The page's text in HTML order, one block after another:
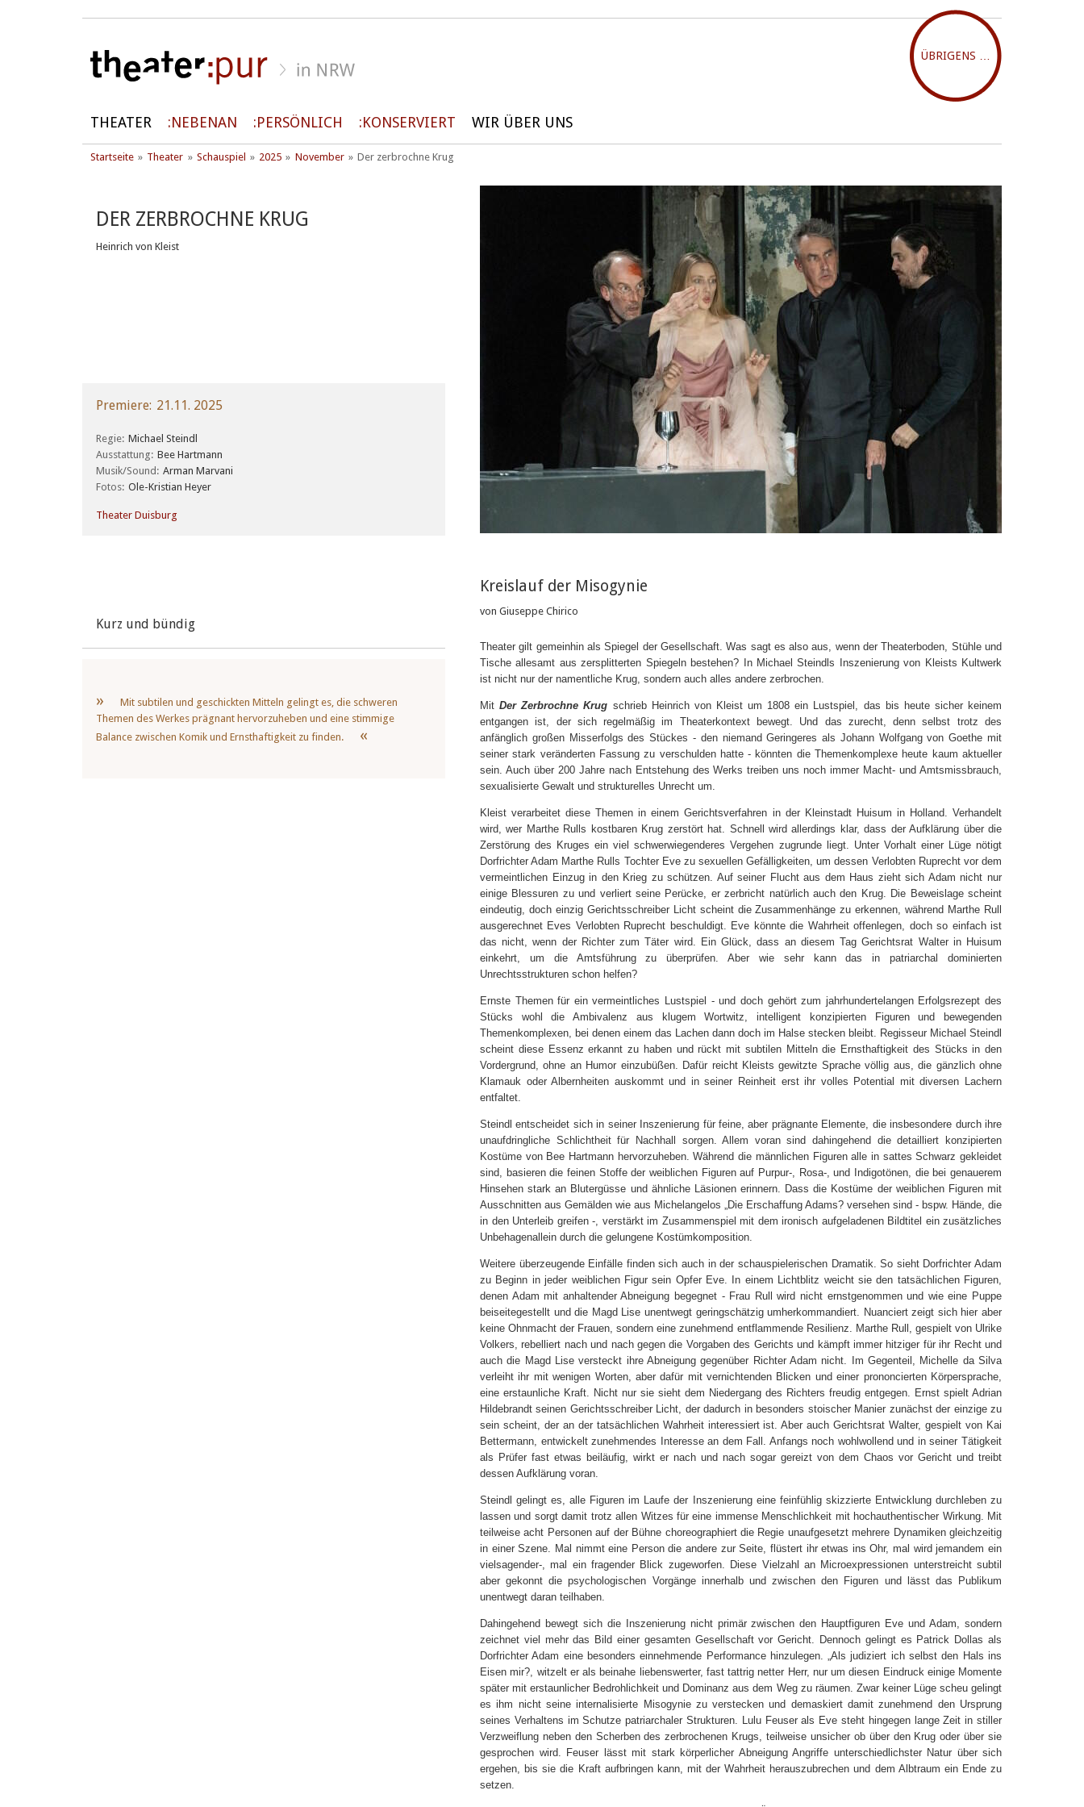
ÜBRIGENS …
THEATER NEBENAN PERSÖNLICH KONSERVIERT WIR ÜBER UNS
Startseite Theater Schauspiel 2025 November Der zerbrochne Krug
Kreislauf der Misogynie
von Giuseppe Chirico
Theater gilt gemeinhin als Spiegel der Gesellschaft. Was sagt es also aus, wenn der Theaterboden, Stühle und
Tische allesamt aus zersplitterten Spiegeln bestehen? In Michael Steindls Inszenierung von Kleists Kultwerk
ist nicht nur der namentliche Krug, sondern auch alles andere zerbrochen.
MitDer Zerbrochne Krug schrieb Heinrich von Kleist um 1808 ein Lustspiel, das bis heute sicher keinem
entgangen ist, der sich regelmäßig im Theaterkontext bewegt. Und das zurecht, denn selbst trotz des
anfänglich großen Misserfolgs des Stückes - den niemand Geringeres als Johann Wolfgang von Goethe mit
seiner stark veränderten Fassung zu verschulden hatte - könnten die Themenkomplexe heute kaum aktueller
sein. Auch über 200 Jahre nach Entstehung des Werks treiben uns noch immer Macht- und Amtsmissbrauch,
sexualisierte Gewalt und strukturelles Unrecht um.
Kleist verarbeitet diese Themen in einem Gerichtsverfahren in der Kleinstadt Huisum in Holland. Verhandelt
wird, wer Marthe Rulls kostbaren Krug zerstört hat. Schnell wird allerdings klar, dass der Aufklärung über die
Zerstörung des Kruges ein viel schwerwiegenderes Vergehen zugrunde liegt. Unter Vorhalt einer Lüge nötigt
Dorfrichter Adam Marthe Rulls Tochter Eve zu sexuellen Gefälligkeiten, um dessen Verlobten Ruprecht vor dem
vermeintlichen Einzug in den Krieg zu schützen. Auf seiner Flucht aus dem Haus zieht sich Adam nicht nur
einige Blessuren zu und verliert seine Perücke, er zerbricht natürlich auch den Krug. Die Beweislage scheint
eindeutig, doch einzig Gerichtsschreiber Licht scheint die Zusammenhänge zu erkennen, während Marthe Rull
ausgerechnet Eves Verlobten Ruprecht beschuldigt. Eve könnte die Wahrheit offenlegen, doch so einfach ist
das nicht, wenn der Richter zum Täter wird. Ein Glück, dass an diesem Tag Gerichtsrat Walter in Huisum
einkehrt, um die Amtsführung zu überprüfen. Aber wie sehr kann das in patriarchal dominierten
Unrechtsstrukturen schon helfen?
Ernste Themen für ein vermeintliches Lustspiel - und doch gehört zum jahrhundertelangen Erfolgsrezept des
Stücks wohl die Ambivalenz aus klugem Wortwitz, intelligent konzipierten Figuren und bewegenden
Themenkomplexen, bei denen einem das Lachen dann doch im Halse stecken bleibt. Regisseur Michael Steindl
scheint diese Essenz erkannt zu haben und rückt mit subtilen Mitteln die Ernsthaftigkeit des Stücks in den
Vordergrund, ohne an Humor einzubüßen. Dafür reicht Kleists gewitzte Sprache völlig aus, die gänzlich ohne
Klamauk oder Albernheiten auskommt und in seiner Reinheit erst ihr volles Potential mit diversen Lachern
entfaltet.
Steindl entscheidet sich in seiner Inszenierung für feine, aber prägnante Elemente, die insbesondere durch ihre
unaufdringliche Schlichtheit für Nachhall sorgen. Allem voran sind dahingehend die detailliert konzipierten
Kostüme von Bee Hartmann hervorzuheben. Während die männlichen Figuren alle in sattes Schwarz gekleidet
sind, basieren die feinen Stoffe der weiblichen Figuren auf Purpur-, Rosa-, und Indigotönen, die bei genauerem
Hinsehen stark an Blutergüsse und ähnliche Läsionen erinnern. Dass die Kostüme der weiblichen Figuren mit
Ausschnitten aus Gemälden wie aus Michelangelos
Die Erschaffung Adams? versehen sind - bspw. Hände, die
in den Unterleib greifen -, verstärkt im Zusammenspiel mit dem ironisch aufgeladenen Bildtitel ein zusätzliches
Unbehagenallein durch die gelungene Kostümkomposition.
Weitere überzeugende Einfälle finden sich auch in der schauspielerischen Dramatik. So sieht Dorfrichter Adam
zu Beginn in jeder weiblichen Figur sein Opfer Eve. In einem Lichtblitz weicht sie den tatsächlichen Figuren,
denen Adam mit anhaltender Abneigung begegnet - Frau Rull wird nicht ernstgenommen und wie eine Puppe
beiseitegestellt und die Magd Lise unentwegt geringschätzig umherkommandiert. Nuanciert zeigt sich hier aber
keine Ohnmacht der Frauen, sondern eine zunehmend entflammende Resilienz. Marthe Rull, gespielt von Ulrike
Volkers, rebelliert nach und nach gegen die Vorgaben des Gerichts und kämpft immer hitziger für ihr Recht und
auch die Magd Lise versteckt ihre Abneigung gegenüber Richter Adam nicht. Im Gegenteil, Michelle da Silva
verleiht ihr mit wenigen Worten, aber dafür mit vernichtenden Blicken und einer prononcierten Körpersprache,
eine erstaunliche Kraft. Nicht nur sie sieht dem Niedergang des Richters freudig entgegen. Ernst spielt Adrian
Hildebrandt seinen Gerichtsschreiber Licht, der dadurch in besonders stoischer Manier zunächst der einzige zu
sein scheint, der an der tatsächlichen Wahrheit interessiert ist. Aber auch Gerichtsrat Walter, gespielt von Kai
Bettermann, entwickelt zunehmendes Interesse an dem Fall. Anfangs noch wohlwollend und in seiner Tätigkeit
als Prüfer fast etwas beiläufig, wirkt er nach und nach sogar gereizt von dem Chaos vor Gericht und treibt
dessen Aufklärung voran.
Steindl gelingt es, alle Figuren im Laufe der Inszenierung eine feinfühlig skizzierte Entwicklung durchleben zu
lassen und sorgt damit trotz allen Witzes für eine immense Menschlichkeit mit hochauthentischer Wirkung. Mit
teilweise acht Personen auf der Bühne choreographiert die Regie unaufgesetzt mehrere Dynamiken gleichzeitig
in einer Szene. Mal nimmt eine Person die andere zur Seite, flüstert ihr etwas ins Ohr, mal wird jemandem ein
vielsagender-, mal ein fragender Blick zugeworfen. Diese Vielzahl an Microexpressionen unterstreicht subtil
aber gekonnt die psychologischen Vorgänge innerhalb und zwischen den Figuren und lässt das Publikum
unentwegt daran teilhaben.
Dahingehend bewegt sich die Inszenierung nicht primär zwischen den Hauptfiguren Eve und Adam, sondern
zeichnet viel mehr das Bild einer gesamten Gesellschaft vor Gericht. Dennoch gelingt es Patrick Dollas als
Dorfrichter Adam eine besonders einnehmende Performance hinzulegen.
„Als judiziert ich selbst den Hals ins
Eisen mir?, witzelt er als beinahe liebenswerter, fast tattrig netter Herr, nur um diesen Eindruck einige Momente
später mit erstaunlicher Bedrohlichkeit und Dominanz aus dem Weg zu räumen. Zwar keiner Lüge scheu gelingt
es ihm nicht seine internalisierte Misogynie zu verstecken und demaskiert damit zunehmend den Ursprung
seines Verhaltens im Schutze patriarchaler Strukturen. Lulu Feuser als Eve steht hingegen lange Zeit in stiller
Verzweiflung neben den Scherben des zerbrochenen Krugs, teilweise unsicher ob über den Krug oder über sie
gesprochen wird. Feuser lässt mit stark körperlicher Abneigung Angriffe unterschiedlichster Natur über sich
ergehen, bis sie die Kraft aufbringen kann, mit der Wahrheit herauszubrechen und dem Albtraum ein Ende zu
setzen.
DER ZERBROCHNE KRUG
Heinrich von Kleist
Premiere 21.11. 2025
Regie Michael Steindl
Ausstattung
Bee Hartmann
Musik/Sound
Arman Marvani
Fotos Ole-Kristian Heyer
Theater Duisburg
Kurz und bündig
Mit subtilen und geschickten Mitteln gelingt es, die schweren
Themen des Werkes prägnant hervorzuheben und eine stimmige
Balance zwischen Komik und Ernsthaftigkeit zu finden.